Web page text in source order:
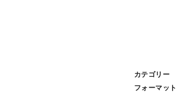
カテゴリー
フォーマット